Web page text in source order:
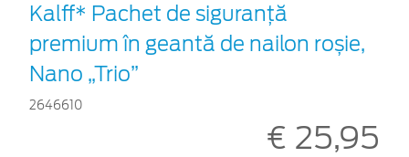
Kalff* Pachet de siguranţă
premium în geantă de nailon roșie,
Nano „Trio”
2646610
€ 25,95